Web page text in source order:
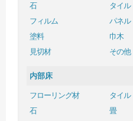
石
タイル
フィルム
パネル
塗料
巾木
見切材
その他
内部床
フローリング材
タイル
石
畳